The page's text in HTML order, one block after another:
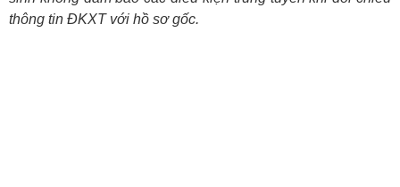
thông tin ĐKXT với hồ sơ gốc.